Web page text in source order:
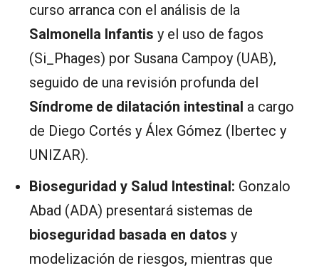
curso arranca con el análisis de la
Salmonella Infantis y el uso de fagos
(Si_Phages) por Susana Campoy (UAB),
seguido de una revisión profunda del
Síndrome de dilatación intestinal a cargo
de Diego Cortés y Álex Gómez (Ibertec y
UNIZAR).
Bioseguridad y Salud Intestinal: Gonzalo
Abad (ADA) presentará sistemas de
bioseguridad basada en datos y
modelización de riesgos, mientras que